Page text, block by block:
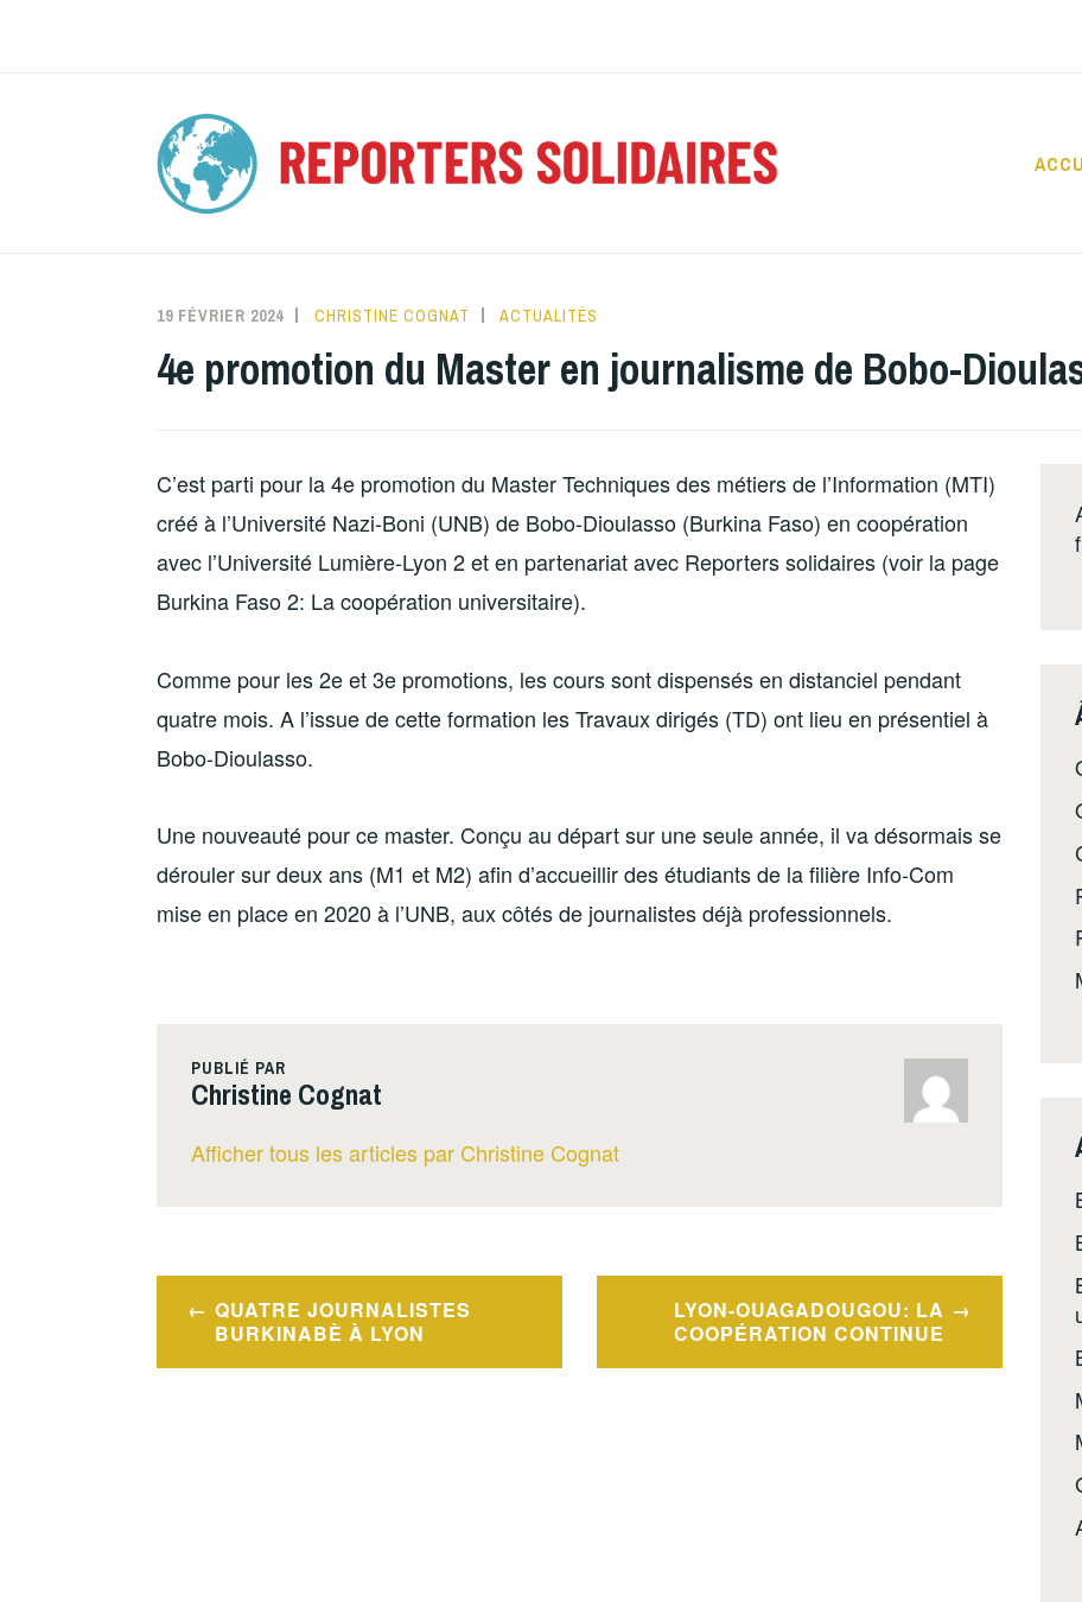
19 FÉVRIER 2024 CHRISTINE COGNAT ACTUALITÉS
4e promotion du Master en journalisme de Bobo-
C’est parti pour la 4e promotion du Master Techniques des métiers de l’Information (MTI)
créé à l’Université Nazi-Boni (UNB) de Bobo-Dioulasso (Burkina Faso) en coopération
avec l’Université Lumière-Lyon 2 et en partenariat avec Reporters solidaires (voir la page
Burkina Faso 2: La coopération universitaire).
Comme pour les 2e et 3e promotions, les cours sont dispensés en distanciel pendant
quatre mois. A l’issue de cette formation les Travaux dirigés (TD) ont lieu en présentiel à
Bobo-Dioulasso.
Une nouveauté pour ce master. Conçu au départ sur une seule année, il va désormais se
dérouler sur deux ans (M1 et M2) afin d’accueillir des étudiants de la filière Info-Com
mise en place en 2020 à l’UNB, aux côtés de journalistes déjà professionnels.
PUBLIÉ PAR
Christine Cognat
Afficher tous les articles par Christine Cognat
Navigation
QUATRE JOURNALISTES
BURKINABÈ À LYON
LYON-OUAGADOUGOU: LA
COOPÉRATION CONTINUE